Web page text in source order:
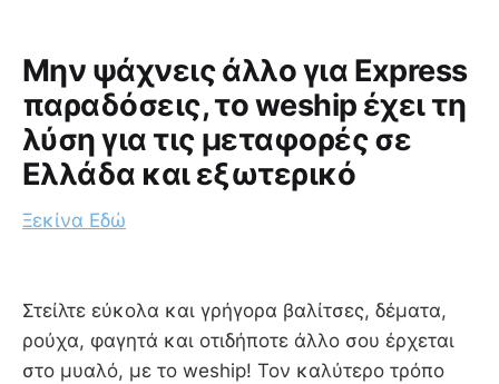
Μην ψάχνεις άλλο για Express
παραδόσεις, το weship έχει τη
λύση για τις μεταφορές σε
Ελλάδα και εξωτερικό
Ξεκίνα Εδώ
Στείλτε εύκολα και γρήγορα βαλίτσες, δέματα,
ρούχα, φαγητά και οτιδήποτε άλλο σου έρχεται
στο μυαλό, με το weship! Τον καλύτερο τρόπο